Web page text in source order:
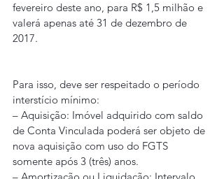
fevereiro deste ano, para R$ 1,5 milhão e
valerá apenas até 31 de dezembro de
2017.
Para isso, deve ser respeitado o período
interstício mínimo:
– Aquisição: Imóvel adquirido com saldo
de Conta Vinculada poderá ser objeto de
nova aquisição com uso do FGTS
somente após 3 (três) anos.